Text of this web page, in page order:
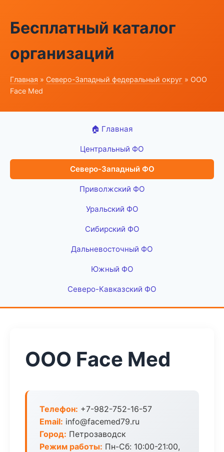
Бесплатный каталог
организаций
Главная » Северо-Западный федеральный округ » ООО
Face Med
🏠 Главная
Центральный ФО
Северо-Западный ФО
Приволжский ФО
Уральский ФО
Сибирский ФО
Дальневосточный ФО
Южный ФО
Северо-Кавказский ФО
ООО Face Med
Телефон: +7-982-752-16-57
Email: info@facemed79.ru
Город: Петрозаводск
Режим работы: Пн-Сб: 10:00-21:00,